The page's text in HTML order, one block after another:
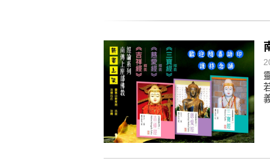
不執著、不妄想，當下即圓滿。
心不跟隨現下煩惱，不隨就不會
學佛，就是學著拭去塵埃。
不要看小小的慈悲，它是無盡的
禪修，讓思緒單純，讓靈性清楚
念頭在心頭，不舒服；轉個念頭